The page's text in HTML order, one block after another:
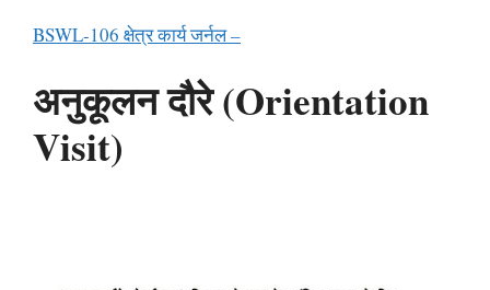
BSWL-106 क्षेत्र कार्य जर्नल –
अनुकूलन दौरे (Orientation
Visit)